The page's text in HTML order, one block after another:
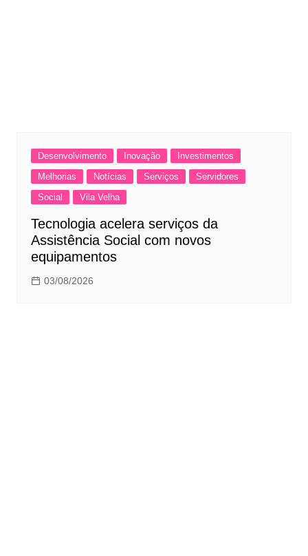
Desenvolvimento Inovação
Investimentos
Melhorias
Notícias Serviços
Servidores
Social
Vila Velha
Tecnologia acelera serviços da
Assistência Social com novos
equipamentos
03/08/2026